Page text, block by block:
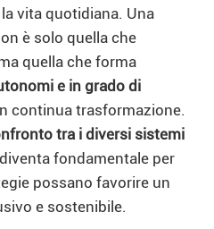
vita quotidiana. Una
è solo quella che
quella che forma
e in grado di
continua trasformazione.
tra i diversi sistemi
diventa fondamentale per
possano favorire un
e sostenibile.